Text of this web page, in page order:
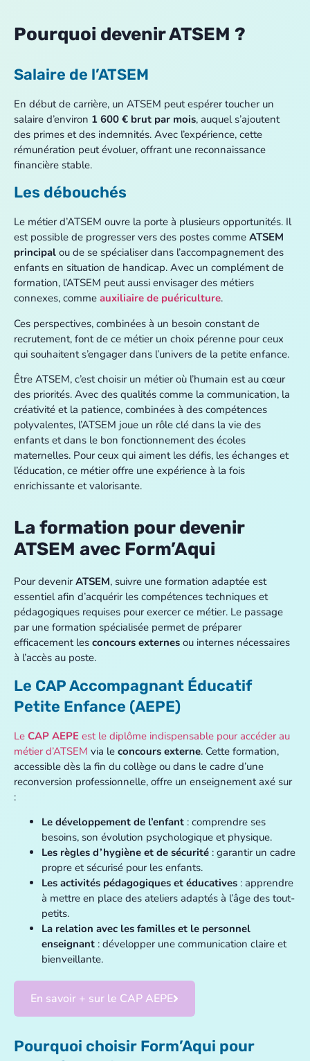
Pourquoi devenir ATSEM ?
Salaire de l’ATSEM
En début de carrière, un ATSEM peut espérer toucher un
salaire d’environ 1 600 € brut par mois, auquel s’ajoutent
des primes et des indemnités. Avec l’expérience, cette
rémunération peut évoluer, offrant une reconnaissance
financière stable.
Les débouchés
Le métier d’ATSEM ouvre la porte à plusieurs opportunités. Il
est possible de progresser vers des postes comme ATSEM
principal ou de se spécialiser dans l’accompagnement des
enfants en situation de handicap. Avec un complément de
formation, l’ATSEM peut aussi envisager des métiers
connexes, comme auxiliaire de puériculture.
Ces perspectives, combinées à un besoin constant de
recrutement, font de ce métier un choix pérenne pour ceux
qui souhaitent s’engager dans l’univers de la petite enfance.
Être ATSEM, c’est choisir un métier où l’humain est au cœur
des priorités. Avec des qualités comme la communication, la
créativité et la patience, combinées à des compétences
polyvalentes, l’ATSEM joue un rôle clé dans la vie des
enfants et dans le bon fonctionnement des écoles
maternelles. Pour ceux qui aiment les défis, les échanges et
l’éducation, ce métier offre une expérience à la fois
enrichissante et valorisante.
La formation pour devenir
ATSEM avec Form’Aqui
Pour devenir ATSEM, suivre une formation adaptée est
essentiel afin d’acquérir les compétences techniques et
pédagogiques requises pour exercer ce métier. Le passage
par une formation spécialisée permet de préparer
efficacement les concours externes ou internes nécessaires
à l’accès au poste.
Le CAP Accompagnant Éducatif
Petite Enfance (AEPE)
Le CAP AEPE est le diplôme indispensable pour accéder au
métier d’ATSEM via le concours externe. Cette formation,
accessible dès la fin du collège ou dans le cadre d’une
reconversion professionnelle, offre un enseignement axé sur
:
Le développement de l’enfant : comprendre ses
besoins, son évolution psychologique et physique.
Les règles d’hygiène et de sécurité : garantir un cadre
propre et sécurisé pour les enfants.
Les activités pédagogiques et éducatives : apprendre
à mettre en place des ateliers adaptés à l’âge des tout-
petits.
La relation avec les familles et le personnel
enseignant : développer une communication claire et
bienveillante.
En savoir + sur le CAP AEPE
Pourquoi choisir Form’Aqui pour